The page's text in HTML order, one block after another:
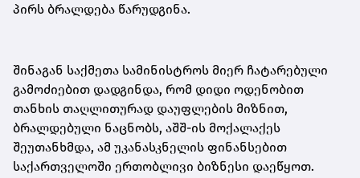
პირს ბრალდება წარუდგინა.
შინაგან საქმეთა სამინისტროს მიერ ჩატარებული
გამოძიებით დადგინდა, რომ დიდი ოდენობით
თანხის თაღლითურად დაუფლების მიზნით,
ბრალდებული ნაცნობს, აშშ-ის მოქალაქეს
შეუთანხმდა, ამ უკანასკნელის ფინანსებით
საქართველოში ერთობლივი ბიზნესი დაეწყოთ.